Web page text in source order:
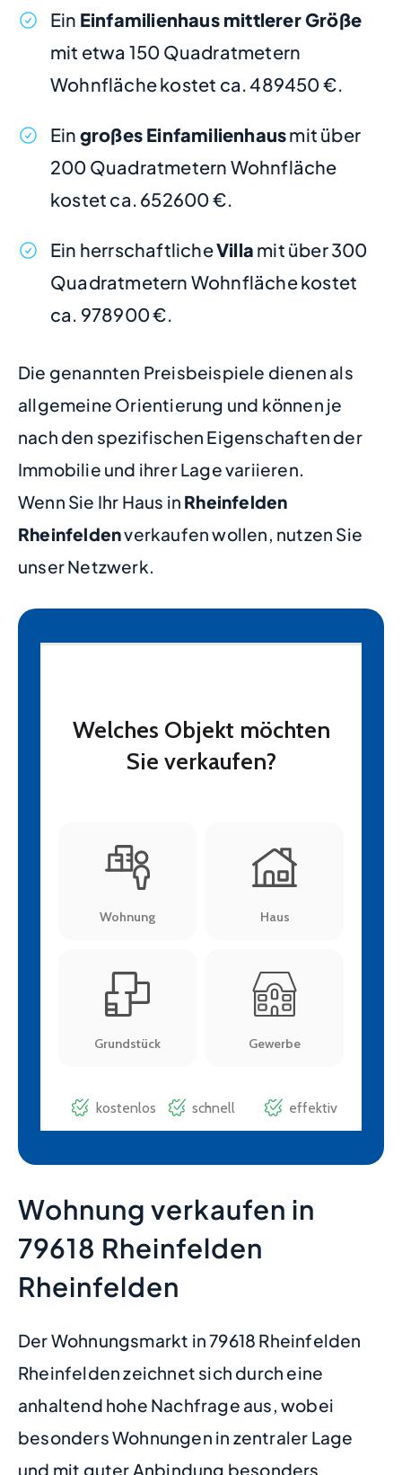
Ein Einfamilienhaus mittlerer Größe
mit etwa 150 Quadratmetern
Wohnfläche kostet ca. 489450 €.
Ein großes Einfamilienhausmit über
200 Quadratmetern Wohnfläche
kostet ca. 652600 €.
Ein herrschaftlicheVilla mit über 300
Quadratmetern Wohnfläche kostet
ca. 978900 €.
Die genannten Preisbeispiele dienen als
allgemeine Orientierung und können je
nach den spezifischen Eigenschaften der
Immobilie und ihrer Lage variieren.
Wenn Sie Ihr Haus in Rheinfelden
Rheinfeldenverkaufen wollen, nutzen Sie
unser Netzwerk.
Wohnung verkaufen in
79618 Rheinfelden
Rheinfelden
Der Wohnungsmarkt in 79618 Rheinfelden
Rheinfelden zeichnet sich durch eine
anhaltend hohe Nachfrage aus, wobei
besonders Wohnungen in zentraler Lage
und mit guter Anbindung besonders